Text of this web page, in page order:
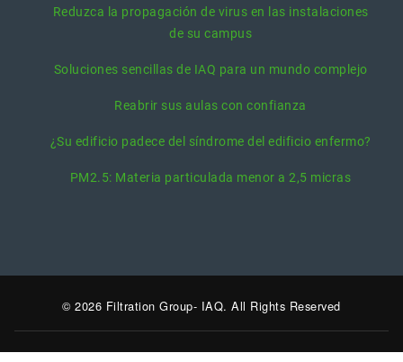
Reduzca la propagación de virus en las instalaciones
de su campus
Soluciones sencillas de IAQ para un mundo complejo
Reabrir sus aulas con confianza
¿Su edificio padece del síndrome del edificio enfermo?
PM2.5: Materia particulada menor a 2,5 micras
© 2026 Filtration Group- IAQ. All Rights Reserved